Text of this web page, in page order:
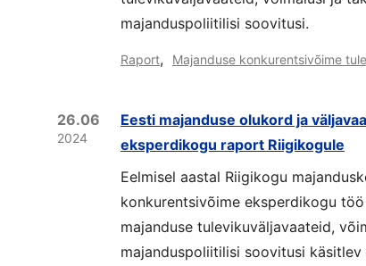
majanduspoliitilisi soovitusi.
Raport, Majanduse konkurentsivõime
26.06
2024
Eesti majanduse olukord ja
eksperdikogu raport Riigikogule
Eelmisel aastal Riigikogu
konkurentsivõime eksperdikogu
majanduse tulevikuväljavaateid,
majanduspoliitilisi soovitusi